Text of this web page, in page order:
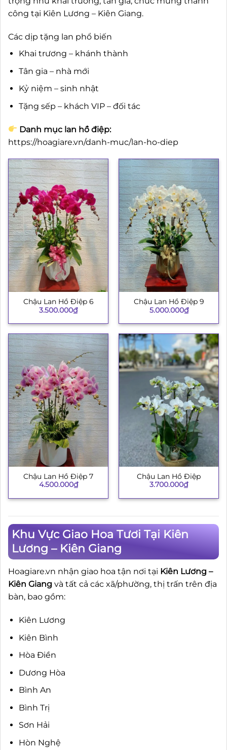
công tại Kiên Lương – Kiên Giang.
Các dịp tặng lan phổ biến
Khai trương – khánh thành
Tân gia – nhà mới
Kỷ niệm – sinh nhật
Tặng sếp – khách VIP – đối tác
Danh mục lan hồ điệp:
https://hoagiare.vn/danh-muc/lan-ho-diep
Chậu Lan Hồ Điệp 6
3.500.000₫
Chậu Lan Hồ Điệp 9
5.000.000₫
Chậu Lan Hồ Điệp 7
4.500.000₫
Chậu Lan Hồ Điệp
3.700.000₫
Khu Vực Giao Hoa Tươi Tại Kiên
Lương – Kiên Giang
Hoagiare.vn nhận giao hoa tận nơi tại Kiên Lương –
Kiên Giang và tất cả các xã/phường, thị trấn trên địa
bàn, bao gồm:
Kiên Lương
Kiên Bình
Hòa Điền
Dương Hòa
Bình An
Bình Trị
Sơn Hải
Hòn Nghệ